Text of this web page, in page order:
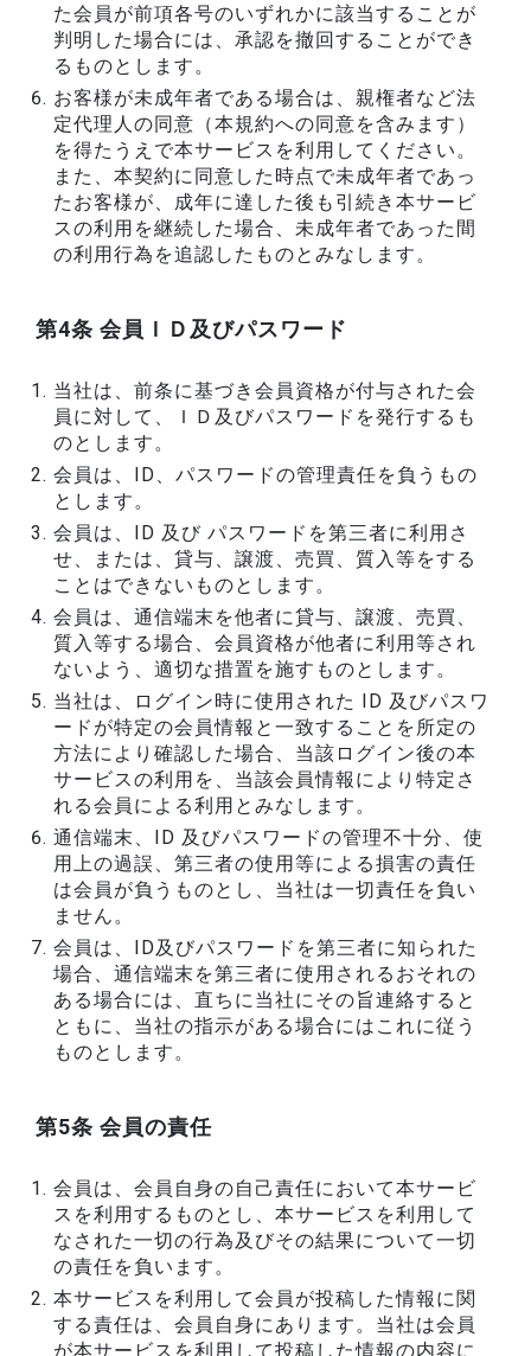
た会員が前項各号のいずれかに該当することが
判明した場合には、承認を撤回することができ
るものとします。
お客様が未成年者である場合は、親権者など法
定代理人の同意（本規約への同意を含みます）
を得たうえで本サービスを利用してください。
また、本契約に同意した時点で未成年者であっ
たお客様が、成年に達した後も引続き本サービ
スの利用を継続した場合、未成年者であった間
の利用行為を追認したものとみなします。
第4条 会員ＩＤ及びパスワード
当社は、前条に基づき会員資格が付与された会
員に対して、ＩＤ及びパスワードを発行するも
のとします。
会員は、ID、パスワードの管理責任を負うもの
とします。
会員は、ID 及び パスワードを第三者に利用さ
せ、または、貸与、譲渡、売買、質入等をする
ことはできないものとします。
会員は、通信端末を他者に貸与、譲渡、売買、
質入等する場合、会員資格が他者に利用等され
ないよう、適切な措置を施すものとします。
当社は、ログイン時に使用された ID 及びパスワ
ードが特定の会員情報と一致することを所定の
方法により確認した場合、当該ログイン後の本
サービスの利用を、当該会員情報により特定さ
れる会員による利用とみなします。
通信端末、ID 及びパスワードの管理不十分、使
用上の過誤、第三者の使用等による損害の責任
は会員が負うものとし、当社は一切責任を負い
ません。
会員は、ID及びパスワードを第三者に知られた
場合、通信端末を第三者に使用されるおそれの
ある場合には、直ちに当社にその旨連絡すると
ともに、当社の指示がある場合にはこれに従う
ものとします。
第5条 会員の責任
会員は、会員自身の自己責任において本サービ
スを利用するものとし、本サービスを利用して
なされた一切の行為及びその結果について一切
の責任を負います。
本サービスを利用して会員が投稿した情報に関
する責任は、会員自身にあります。当社は会員
が本サービスを利用して投稿した情報の内容に